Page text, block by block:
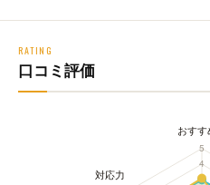
RATING
口コミ評価